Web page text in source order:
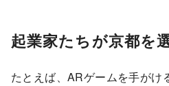
起業家たちが京都を
たとえば、ARゲームを手がけ